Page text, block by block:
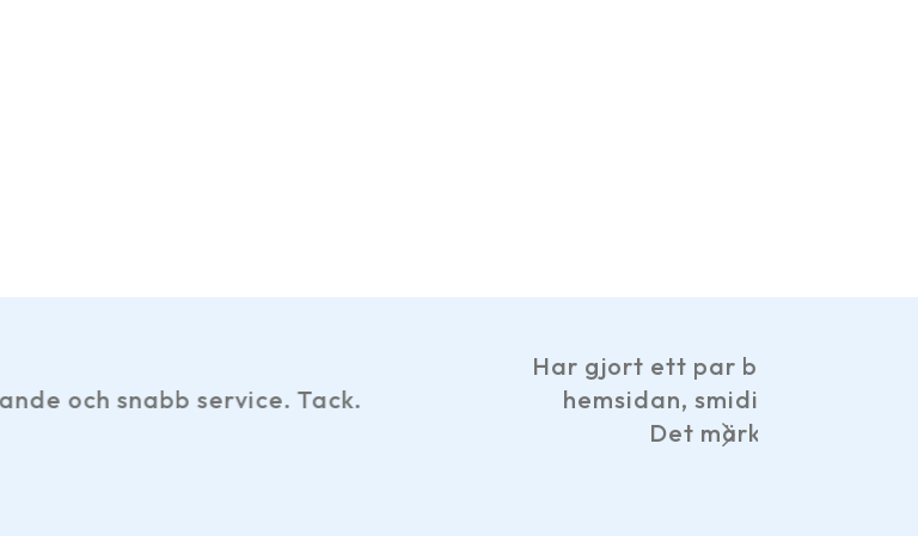
Har gjort ett par beställningar och det har fungerat hur bra som helst. Bra
hemsidan, smidiga betalningsalternativ tillgängliga och leveranserna har
Det märks att de som driver företaget är engagerade. Bra